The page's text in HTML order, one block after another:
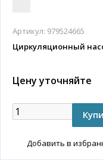
Артикул: 979524665
Циркуляционный
Цену уточняйте
Добавить в